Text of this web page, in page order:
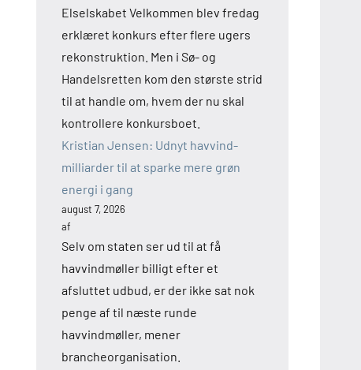
Elselskabet Velkommen blev fredag
erklæret konkurs efter flere ugers
rekonstruktion. Men i Sø- og
Handelsretten kom den største strid
til at handle om, hvem der nu skal
kontrollere konkursboet.
Kristian Jensen: Udnyt havvind-
milliarder til at sparke mere grøn
energi i gang
august 7, 2026
af
Selv om staten ser ud til at få
havvindmøller billigt efter et
afsluttet udbud, er der ikke sat nok
penge af til næste runde
havvindmøller, mener
brancheorganisation.